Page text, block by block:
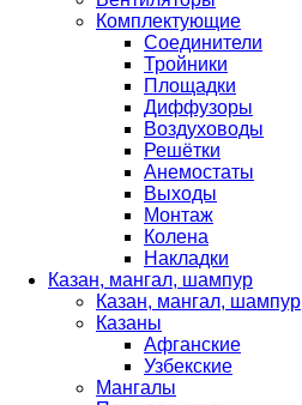
Комплектующие
Соединители
Тройники
Площадки
Диффузоры
Воздуховоды
Решётки
Анемостаты
Выходы
Монтаж
Колена
Накладки
Казан, мангал, шампур
Казан, мангал, шампур
Казаны
Афганские
Узбекские
Мангалы